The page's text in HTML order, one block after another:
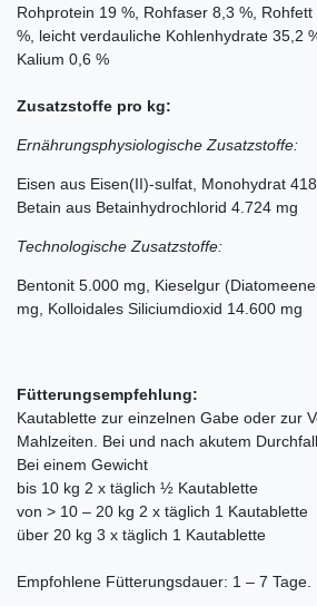
Rohprotein 19 %, Rohfaser 8,3 %,
%, leicht verdauliche Kohlenhydrate 35,2
Kalium 0,6 %
Zusatzstoffe pro kg:
Ernährungsphysiologische Zusatzstoffe:
Eisen aus Eisen(II)-sulfat, Monohydrat
Betain aus Betainhydrochlorid 4.724 mg
Technologische Zusatzstoffe:
Bentonit 5.000 mg, Kieselgur
mg, Kolloidales Siliciumdioxid 14.600 mg
Fütterungsempfehlung:
Kautablette zur einzelnen Gabe oder zur
Mahlzeiten. Bei und nach akutem
Bei einem Gewicht
bis 10 kg 2 x täglich ½ Kautablette
von > 10 – 20 kg 2 x täglich 1 Kautablette
über 20 kg 3 x täglich 1 Kautablette
Empfohlene Fütterungsdauer: 1 – 7 Tage.